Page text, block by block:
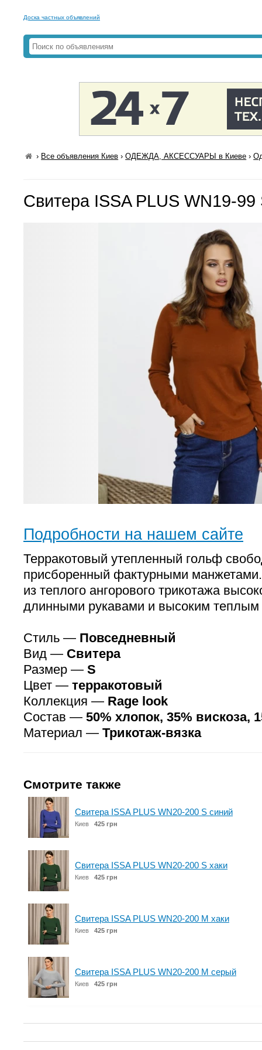
Доска частных объявлений
› Все объявления Киев ›ОДЕЖДА, АКСЕССУАРЫ в Киеве ›
Свитера ISSA PLUS WN19-99
Подробности на нашем сайте
Терракотовый утепленный гольф
присборенный фактурными
из теплого ангорового трикотажа
длинными рукавами и высоким теплым
Стиль — Повседневный
Вид — Свитера
Размер — S
Цвет — терракотовый
Коллекция — Rage look
Состав — 50% хлопок, 35% вискоза,
Материал — Трикотаж-вязка
Смотрите также
Свитера ISSA PLUS WN20-200 S синий
Киев 425 грн
Свитера ISSA PLUS WN20-200 S хаки
Киев 425 грн
Свитера ISSA PLUS WN20-200 M хаки
Киев 425 грн
Свитера ISSA PLUS WN20-200 M серый
Киев 425 грн